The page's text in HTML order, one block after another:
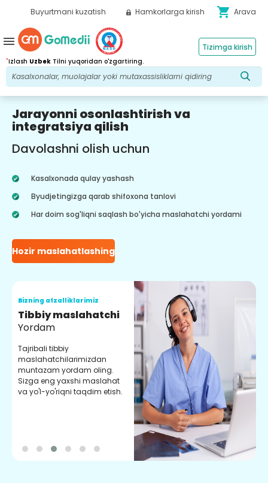
Buyurtmani kuzatish Hamkorlarga kirish shopping_cart Arava
*Izlash Uzbek Tilni yuqoridan o'zgartiring.
Tizimga kirish
menu
Jarayonni osonlashtirish va
integratsiya qilish
Davolashni olish uchun
Kasalxonada qulay yashash
Byudjetingizga qarab shifoxona tanlovi
Har doim sog'liqni saqlash bo'yicha maslahatchi yordami
Hozir maslahatlashing
Bizning afzalliklarimiz
Tibbiy maslahatchi
Yordam
Tajribali tibbiy
maslahatchilarimizdan
muntazam yordam oling.
Sizga eng yaxshi maslahat
va yo'l-yo'riqni taqdim etish.